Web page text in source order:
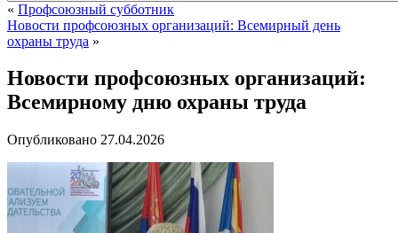
« Профсоюзный субботник
Новости профсоюзных организаций: Всемирный день
охраны труда »
Новости профсоюзных организаций:
Всемирному дню охраны труда
Опубликовано 27.04.2026